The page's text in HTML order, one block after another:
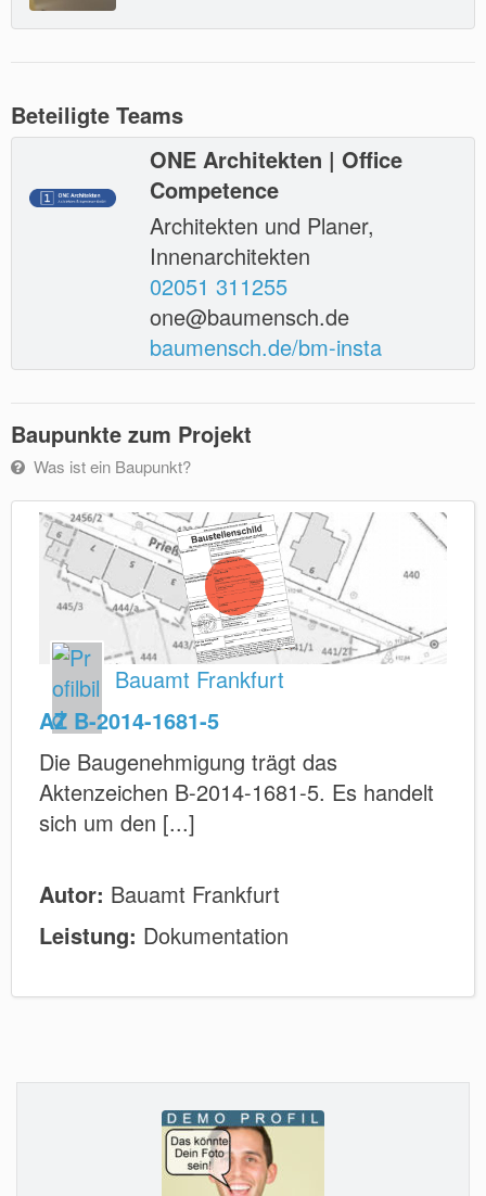
Beteiligte Teams
ONE Architekten | Office
Competence
Architekten und Planer,
Innenarchitekten
02051 311255
one@baumensch.de
baumensch.de/bm-insta
Baupunkte zum Projekt
Was ist ein Baupunkt?
Bauamt Frankfurt
AZ B-2014-1681-5
Die Baugenehmigung trägt das
Aktenzeichen B-2014-1681-5. Es handelt
sich um den [...]
Autor: Bauamt Frankfurt
Leistung: Dokumentation